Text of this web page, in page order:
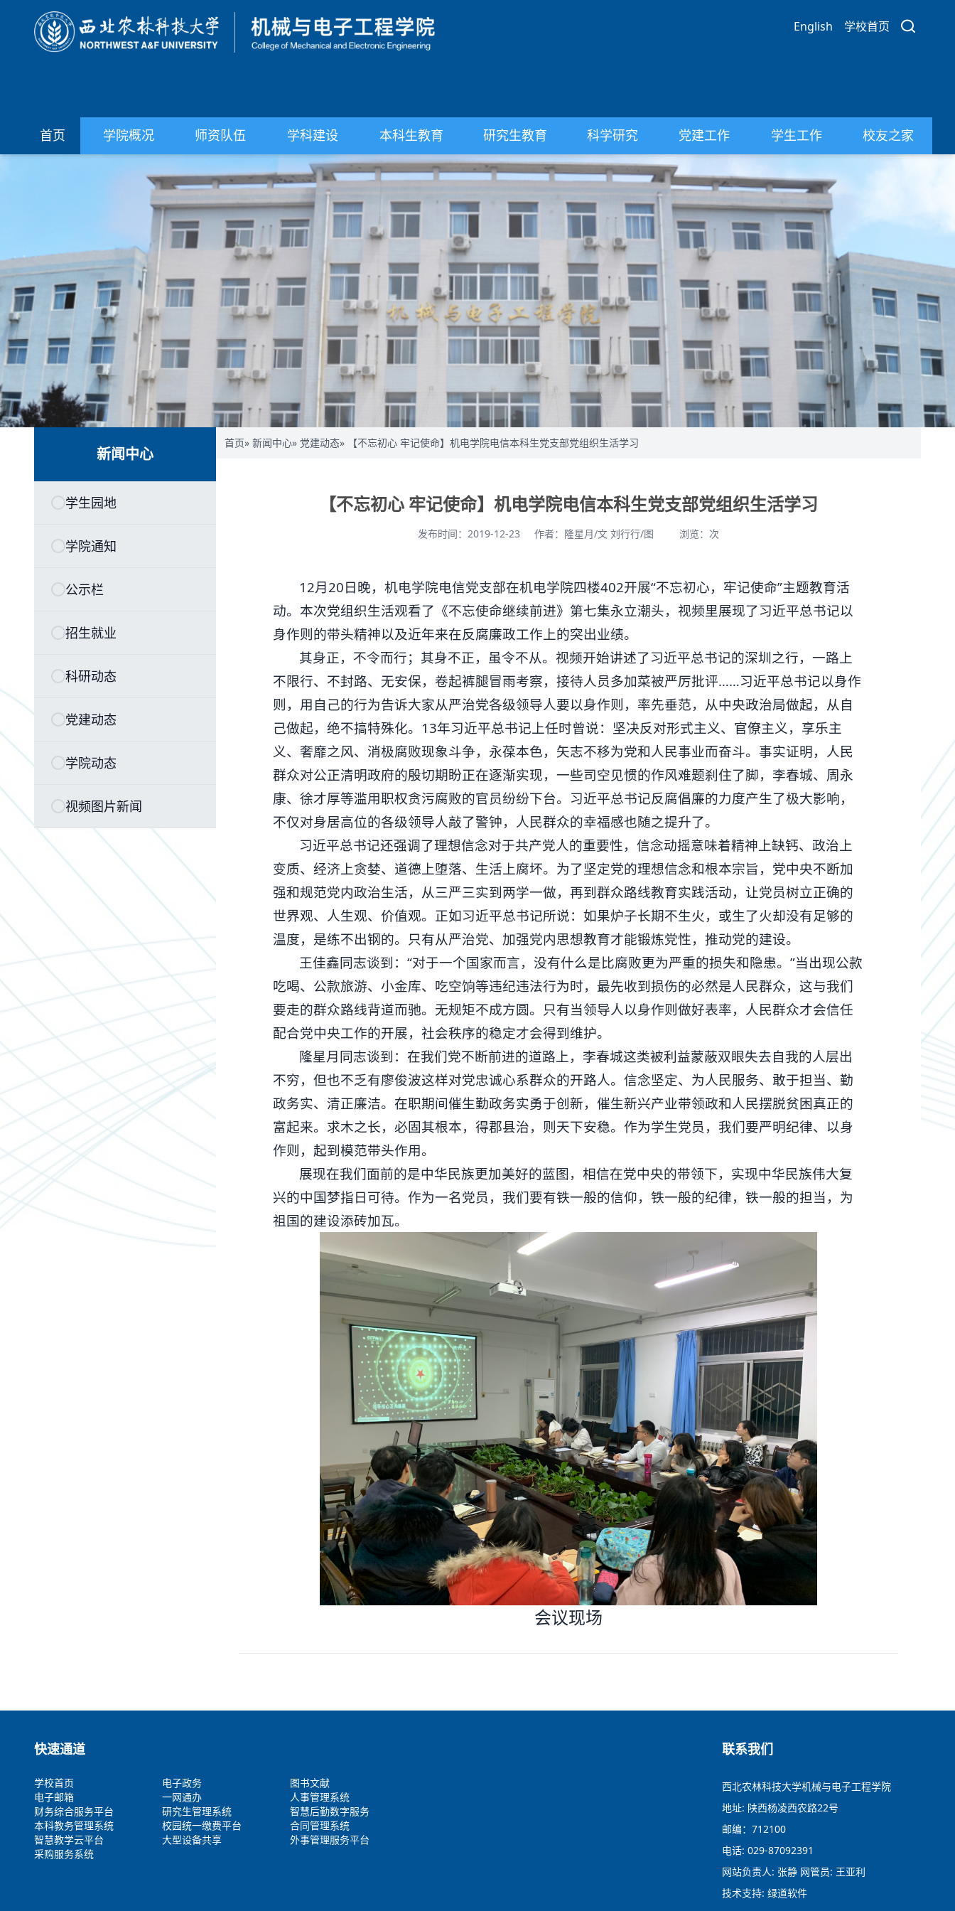
English 学校首页
首页 学院概况 师资队伍 学科建设 本科生教育 研究生教育 科学研究 党建工作 学生工作 校友之家
新闻中心
学生园地
学院通知
公示栏
招生就业
科研动态
党建动态
学院动态
视频图片新闻
首页» 新闻中心» 党建动态» 【不忘初心 牢记使命】机电学院电信本科生党支部党组织生活学习
【不忘初心 牢记使命】机电学院电信本科生党支部党组织生活学习
发布时间：2019-12-23 作者：隆星月/文 刘行行/图 浏览： 次
12月20日晚，机电学院电信党支部在机电学院四楼402开展“不忘初心，牢记使命”主题教育活
动。本次党组织生活观看了《不忘使命继续前进》第七集永立潮头，视频里展现了习近平总书记以
身作则的带头精神以及近年来在反腐廉政工作上的突出业绩。
其身正，不令而行；其身不正，虽令不从。视频开始讲述了习近平总书记的深圳之行，一路上
不限行、不封路、无安保，卷起裤腿冒雨考察，接待人员多加菜被严厉批评……习近平总书记以身作
则，用自己的行为告诉大家从严治党各级领导人要以身作则，率先垂范，从中央政治局做起，从自
己做起，绝不搞特殊化。13年习近平总书记上任时曾说：坚决反对形式主义、官僚主义，享乐主
义、奢靡之风、消极腐败现象斗争，永葆本色，矢志不移为党和人民事业而奋斗。事实证明，人民
群众对公正清明政府的殷切期盼正在逐渐实现，一些司空见惯的作风难题刹住了脚，李春城、周永
康、徐才厚等滥用职权贪污腐败的官员纷纷下台。习近平总书记反腐倡廉的力度产生了极大影响，
不仅对身居高位的各级领导人敲了警钟，人民群众的幸福感也随之提升了。
习近平总书记还强调了理想信念对于共产党人的重要性，信念动摇意味着精神上缺钙、政治上
变质、经济上贪婪、道德上堕落、生活上腐坏。为了坚定党的理想信念和根本宗旨，党中央不断加
强和规范党内政治生活，从三严三实到两学一做，再到群众路线教育实践活动，让党员树立正确的
世界观、人生观、价值观。正如习近平总书记所说：如果炉子长期不生火，或生了火却没有足够的
温度，是练不出钢的。只有从严治党、加强党内思想教育才能锻炼党性，推动党的建设。
王佳鑫同志谈到：“对于一个国家而言，没有什么是比腐败更为严重的损失和隐患。”当出现公款
吃喝、公款旅游、小金库、吃空饷等违纪违法行为时，最先收到损伤的必然是人民群众，这与我们
要走的群众路线背道而驰。无规矩不成方圆。只有当领导人以身作则做好表率，人民群众才会信任
配合党中央工作的开展，社会秩序的稳定才会得到维护。
隆星月同志谈到：在我们党不断前进的道路上，李春城这类被利益蒙蔽双眼失去自我的人层出
不穷，但也不乏有廖俊波这样对党忠诚心系群众的开路人。信念坚定、为人民服务、敢于担当、勤
政务实、清正廉洁。在职期间催生勤政务实勇于创新，催生新兴产业带领政和人民摆脱贫困真正的
富起来。求木之长，必固其根本，得郡县治，则天下安稳。作为学生党员，我们要严明纪律、以身
作则，起到模范带头作用。
展现在我们面前的是中华民族更加美好的蓝图，相信在党中央的带领下，实现中华民族伟大复
兴的中国梦指日可待。作为一名党员，我们要有铁一般的信仰，铁一般的纪律，铁一般的担当，为
祖国的建设添砖加瓦。
会议现场
快速通道
学校首页 电子政务
图书文献
电子邮箱
一网通办
人事管理系统
财务综合服务平台
研究生管理系统
智慧后勤数字服务
本科教务管理系统
校园统一缴费平台
合同管理系统
智慧教学云平台
大型设备共享
外事管理服务平台
采购服务系统
联系我们
西北农林科技大学机械与电子工程学院
地址: 陕西杨凌西农路22号
邮编：712100
电话: 029-87092391
网站负责人: 张静 网管员: 王亚利
技术支持: 绿道软件